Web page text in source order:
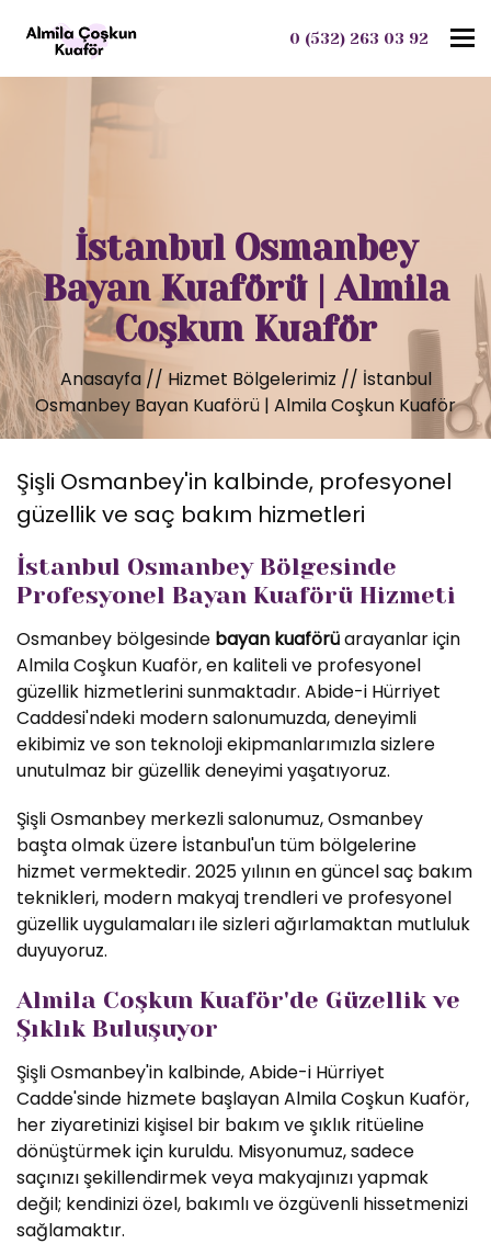
0 (532) 263 03 92
İstanbul Osmanbey
Bayan Kuaförü | Almila
Coşkun Kuaför
Anasayfa // Hizmet Bölgelerimiz // İstanbul
Osmanbey Bayan Kuaförü | Almila Coşkun Kuaför
Şişli Osmanbey'in kalbinde, profesyonel
güzellik ve saç bakım hizmetleri
İstanbul Osmanbey Bölgesinde
Profesyonel Bayan Kuaförü Hizmeti
Osmanbey bölgesinde bayan kuaförüarayanlar için
Almila Coşkun Kuaför, en kaliteli ve profesyonel
güzellik hizmetlerini sunmaktadır. Abide-i Hürriyet
Caddesi'ndeki modern salonumuzda, deneyimli
ekibimiz ve son teknoloji ekipmanlarımızla sizlere
unutulmaz bir güzellik deneyimi yaşatıyoruz.
Şişli Osmanbey merkezli salonumuz, Osmanbey
başta olmak üzere İstanbul'un tüm bölgelerine
hizmet vermektedir. 2025 yılının en güncel saç bakım
teknikleri, modern makyaj trendleri ve profesyonel
güzellik uygulamaları ile sizleri ağırlamaktan mutluluk
duyuyoruz.
Almila Coşkun Kuaför'de Güzellik ve
Şıklık Buluşuyor
Şişli Osmanbey'in kalbinde, Abide-i Hürriyet
Cadde'sinde hizmete başlayan Almila Coşkun Kuaför,
her ziyaretinizi kişisel bir bakım ve şıklık ritüeline
dönüştürmek için kuruldu. Misyonumuz, sadece
saçınızı şekillendirmek veya makyajınızı yapmak
değil; kendinizi özel, bakımlı ve özgüvenli hissetmenizi
sağlamaktır.